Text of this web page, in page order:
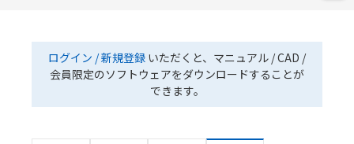
ログイン / 新規登録 いただくと、マニュアル / CAD /
会員限定のソフトウェアをダウンロードすることが
できます。